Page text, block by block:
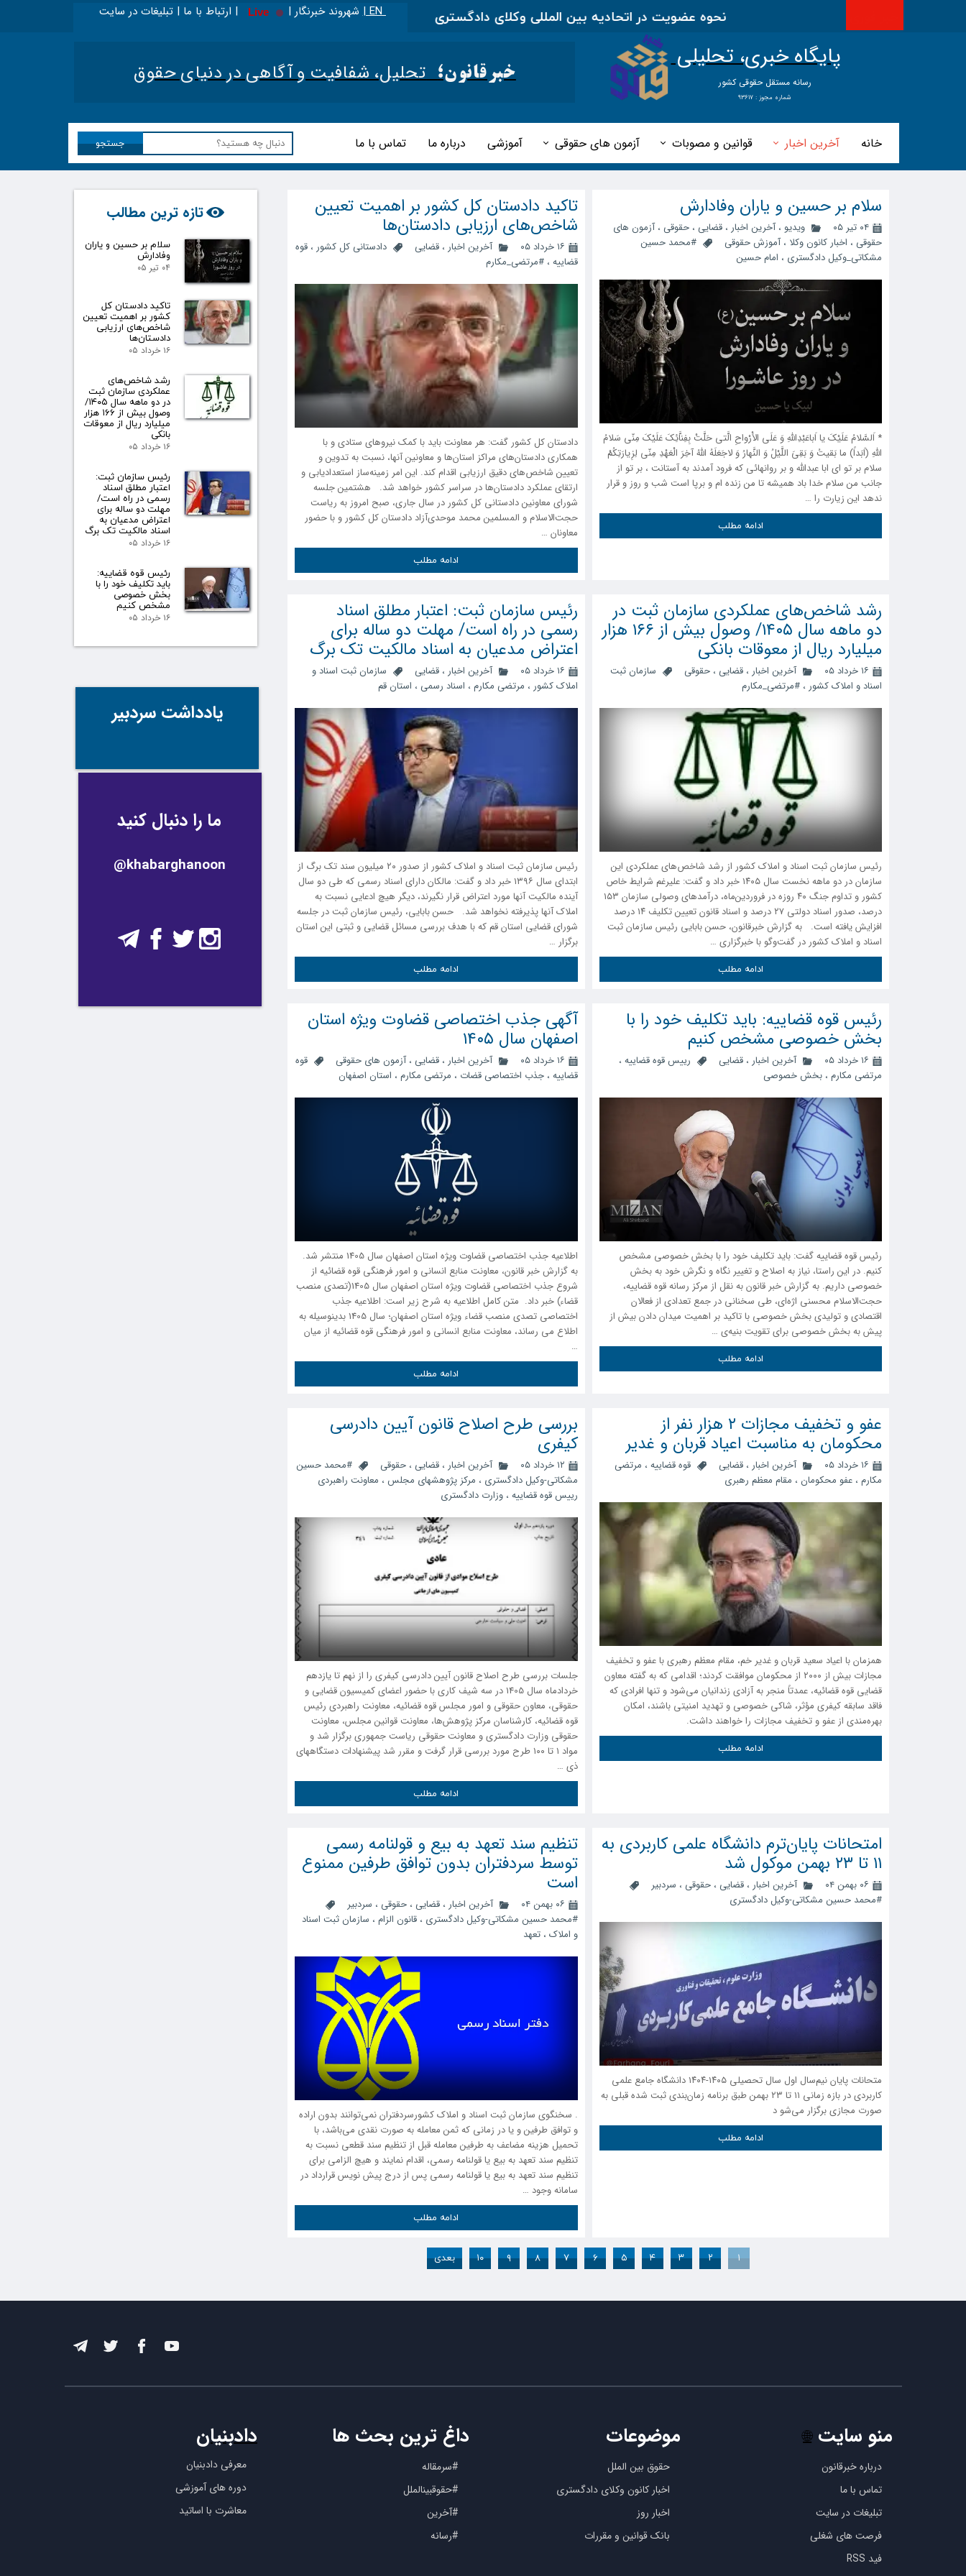
نحوه عضویت در اتحادیه بین المللی وکلای دادگستری|مطالب آموزشی را در اینجا بخوانید - ویژه حقوقدانان|تحلیل اخبار حقوقی EN | شهروند خبرنگار | | ارتباط با ما | تبلیغات در سایت
Live
پایگاه خبری، تحلیلی
​​​​رسانه مستقل حقوقی کشور
شماره مجوز : ۹۳۶۱۷
خبرقانون؛ تحلیل، شفافیت و آگاهی در دنیای حقوق​​​​​​​
خانه آخرین اخبار قوانین و مصوبات آزمون های حقوقی آموزشی درباره ما تماس با ما جستجو
سلام بر حسین و یاران وفادارش
۰۴ تیر ۰۵ ویدیو ،آخرین اخبار ، قضایی ، حقوقی ،آزمون های
حقوقی ، اخبار کانون وکلا ،آموزش حقوقی
#محمد حسین
مشکاتی_وکیل دادگستری ، امام حسین
* اَلسَّلامُ عَلَیْکَ یا اَباعَبْدِاللَّهِ وَ عَلَى الاَْرْواحِ الَّتى حَلَّتْ بِفِناَّئِکَ عَلَیْکَ مِنّى سَلامُ
اللَّهِ (اَبَداً) ما بَقیتُ وَ بَقِىَ اللَّیْلُ وَ النَّهارُ وَ لاجَعَلَهُ اللَّهُ آخِرَ الْعَهْدِ مِنّى لِزِیارَتِکُمْ
سلام بر تو اى ابا عبداللّه و بر روانهائى که فرود آمدند به آستانت ، بر تو از
جانب من سلام خدا باد همیشه تا من زنده ام و برپا است شب و روز و قرار
ندهد این زیارت را …
ادامه مطلب
تاکید دادستان کل کشور بر اهمیت تعیین
شاخص‌های ارزیابی دادستان‌ها
۱۶ خرداد ۰۵ آخرین اخبار ،قضایی دادستانی کل کشور ،قوه
قضاییه ،#مرتضی_مکارم
دادستان کل کشور گفت: هر معاونت باید با کمک نیرو‌های ستادی و با
همکاری دادستان‌های مراکز استان‌ها و معاونین آنها، نسبت به تدوین و
تعیین شاخص‌های دقیق ارزیابی اقدام کند. این امر زمینه‌ساز استعدادیابی و
ارتقای عملکرد دادستان‌ها در سراسر کشور خواهد شد. هشتمین جلسه
شورای معاونین دادستانی کل کشور در سال جاری، صبح امروز به ریاست
حجت‌الاسلام و المسلمین محمد موحدی‌آزاد دادستان کل کشور و با حضور
معاونان …
ادامه مطلب
رشد شاخص‌های عملکردی سازمان ثبت در
دو ماهه سال ۱۴۰۵/ وصول بیش از ۱۶۶ هزار
میلیارد ریال از معوقات بانکی
۱۶ خرداد ۰۵ آخرین اخبار ، قضایی ، حقوقی
سازمان ثبت
اسناد و املاک کشور ، #مرتضی_مکارم
رئیس سازمان ثبت اسناد و املاک کشور از رشد شاخص‌های عملکردی این
سازمان در دو ماهه نخست سال ۱۴۰۵ خبر داد و گفت: علیرغم شرایط خاص
کشور و تداوم جنگ ۴۰ روزه در فروردین‌ماه، درآمد‌های وصولی سازمان ۱۵۳
درصد، صدور اسناد دولتی ۲۷ درصد و اسناد قانون تعیین تکلیف ۱۴ درصد
افزایش یافته است. به گزارش خبرقانون، حسن بابایی رئیس سازمان ثبت
اسناد و املاک کشور در گفت‌وگو با خبرگزاری …
ادامه مطلب
رئیس سازمان ثبت: اعتبار مطلق اسناد
رسمی در راه است/ مهلت دو ساله برای
اعتراض مدعیان به اسناد مالکیت تک برگ
۱۶ خرداد ۰۵ آخرین اخبار ،قضایی
سازمان ثبت اسناد و
املاک کشور ، مرتضی مکارم ، اسناد رسمی ، استان قم
رئیس سازمان ثبت اسناد و املاک کشور از صدور ۲۰ میلیون سند تک برگ از
ابتدای سال ۱۳۹۶ خبر داد و گفت: مالکان دارای اسناد رسمی که طی دو سال
آینده مالکیت آنها مورد اعتراض قرار نگیرند، دیگر هیچ ادعایی نسبت به
املاک آنها پذیرفته نخواهد شد. حسن بابایی، رئیس سازمان ثبت در جلسه
شورای قضایی استان قم که با هدف بررسی مسائل قضایی و ثبتی این استان
برگزار …
ادامه مطلب
رئیس قوه قضاییه: باید تکلیف خود را با
بخش خصوصی مشخص کنیم
۱۶ خرداد ۰۵ آخرین اخبار ، قضایی رییس قوه قضاییه ،
مرتضی مکارم ، بخش خصوصی
رئیس قوه قضاییه گفت: باید تکلیف خود را با بخش خصوصی مشخص
کنیم. در این راستا، نیاز به اصلاح و تغییر نگاه و نگرش خود به بخش
خصوصی داریم. به گزارش خبر قانون به نقل از مرکز رسانه قوه قضاییه،
حجت‌الاسلام محسنی اژه‌ای، طی سخنانی در جمع تعدادی از فعالان
اقتصادی و تولیدی بخش خصوصی با تاکید بر اهمیت میدان دادن بیش از
پیش به بخش خصوصی برای تقویت بنیه‌ی …
ادامه مطلب
آگهی جذب اختصاصی قضاوت ویژه استان
اصفهان سال ۱۴۰۵
۱۶ خرداد ۰۵ آخرین اخبار ،قضایی ،آزمون های حقوقی
قوه
قضاییه ،جذب اختصاصی قضات ، مرتضی مکارم ، استان اصفهان
اطلاعیه جذب اختصاصی قضاوت ویژه استان اصفهان سال 1405 منتشر شد.
به گزارش خبر قانون، معاونت منابع انسانی و امور فرهنگی قوه قضائیه از
شروع جذب اختصاصی قضاوت ویژه استان اصفهان سال 1405(تصدی منصب
قضاء) خبر داد. متن کامل اطلاعیه به شرح زیر است: اطلاعیه جذب
اختصاصی تصدی منصب قضاء ویژه استان اصفهان؛ سال 1405 بدینوسیله به
اطلاع می رساند، معاونت منابع انسانی و امور فرهنگی قوه قضائیه از میان
…
ادامه مطلب
عفو و تخفیف مجازات ۲ هزار نفر از
محکومان به مناسبت اعیاد قربان و غدیر
۱۶ خرداد ۰۵ آخرین اخبار ، قضایی قوه قضاییه ، مرتضی
مکارم ، عفو محکومان ، مقام معظم رهبری
همزمان با اعیاد سعید قربان و غدیر خم، مقام معظم رهبری با عفو و تخفیف
مجازات بیش از ۲۰۰۰ از محکومان موافقت کردند؛ اقدامی که به گفته معاون
قضایی قوه قضائیه، عمدتاً منجر به آزادی زندانیان می‌شود و تنها افرادی که
فاقد سابقه کیفری مؤثر، شاکی خصوصی و تهدید امنیتی باشند، امکان
بهره‌مندی از عفو و تخفیف مجازات را خواهند داشت.
ادامه مطلب
بررسی طرح اصلاح قانون آیین دادرسی
کیفری
۱۲ خرداد ۰۵ آخرین اخبار ،قضایی ،حقوقی
#محمد حسین
مشکاتی-وکیل دادگستری ، مرکز پژوهشهای مجلس ، معاونت راهبردی
رییس قوه قضاییه ،وزارت دادگستری
جلسات بررسی طرح اصلاح قانون آیین دادرسی کیفری را از نهم تا یازدهم
خردادماه سال 1405 در سه شیف کاری با حضور اعضای کمیسیون قضایی و
حقوقی، معاون حقوقی و امور مجلس قوه قضائیه، معاونت راهبردی رئیس
قوه قضائیه، کارشناسان مرکز پژوهش‌ها، معاونت قوانین مجلس، معاونت
حقوقی وزارت دادگستری و معاونت حقوقی ریاست جمهوری برگزار شد و
مواد ۱ تا ۱۰۰ طرح مورد بررسی قرار گرفت و مقرر شد پیشنهادات دستگاههای
ذی …
ادامه مطلب
امتحانات پایان‌ترم دانشگاه علمی کاربردی به
۱۱ تا ۲۳ بهمن موکول شد
۰۶ بهمن ۰۴ آخرین اخبار ، قضایی ، حقوقی ، سردبیر
#محمد حسین مشکاتی-وکیل دادگستری
متحانات پایان نیم‌سال اول سال تحصیلی ۱۴۰۵-۱۴۰۴ دانشگاه جامع علمی
کاربردی در بازه زمانی ۱۱ تا ۲۳ بهمن طبق برنامه زمان‌بندی ثبت شده قبلی به
صورت مجازی برگزار می‌شو د
ادامه مطلب
تنظیم سند تعهد به بیع و قولنامه رسمی
توسط سردفتران بدون توافق طرفین ممنوع
است
۰۶ بهمن ۰۴ آخرین اخبار ،قضایی ،حقوقی ، سردبیر
#محمد حسین مشکاتی-وکیل دادگستری ،قانون الزام ، سازمان ثبت اسناد
و املاک ،تعهد
. سخنگوی سازمان ثبت اسناد و املاک کشورسردفتران نمی‌توانند بدون اراده
و توافق طرفین و یا در زمانی که ثمن معامله به صورت نقدی می‌باشد، با
تحمیل هزینه مضاعف به طرفین معامله قبل از تنظیم سند قطعی نسبت به
تنظیم سند تعهد به بیع یا قولنامه رسمی، اقدام نمایند و هیچ الزامی برای
تنظیم سند تعهد به بیع یا قولنامه رسمی پس از درج پیش نویس قرارداد در
سامانه وجود …
ادامه مطلب
۱ ۲ ۳ ۴ ۵ ۶ ۷ ۸ ۹ ۱۰ بعدی
تازه ترین مطالب
سلام بر حسین و یاران
وفادارش
۰۴ تیر ۰۵
تاکید دادستان کل
کشور بر اهمیت تعیین
شاخص‌های ارزیابی
دادستان‌ها
۱۶ خرداد ۰۵
رشد شاخص‌های
عملکردی سازمان ثبت
در دو ماهه سال ۱۴۰۵/
وصول بیش از ۱۶۶ هزار
میلیارد ریال از معوقات
بانکی
۱۶ خرداد ۰۵
رئیس سازمان ثبت:
اعتبار مطلق اسناد
رسمی در راه است/
مهلت دو ساله برای
اعتراض مدعیان به
اسناد مالکیت تک برگ
۱۶ خرداد ۰۵
رئیس قوه قضاییه:
باید تکلیف خود را با
بخش خصوصی
مشخص کنیم
۱۶ خرداد ۰۵
یادداشت سردبیر
@khabarghanoon
ما را دنبال کنید
درباره خبرقانون
تماس با ما
تبلیغات در سایت
فرصت های شغلی
فید RSS
منو سایت 🌐
معرفی دادبنیان
دوره های آموزشی
معاشرت با اساتید
دادبنیان
حقوق بین الملل
اخبار کانون وکلای دادگستری
اخبار روز
بانک قوانین و مقررات
موضوعات
#سرمقاله
#حقوقبینالملل
#آخرین
#رسانه
داغ ترین بحث ها